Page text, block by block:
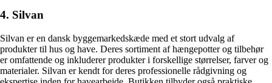
4. Silvan
Silvan er en dansk byggemarkedskæde med et stort udvalg af
produkter til hus og have. Deres sortiment af hængepotter og tilbehør
er omfattende og inkluderer produkter i forskellige størrelser, farver og
materialer. Silvan er kendt for deres professionelle rådgivning og